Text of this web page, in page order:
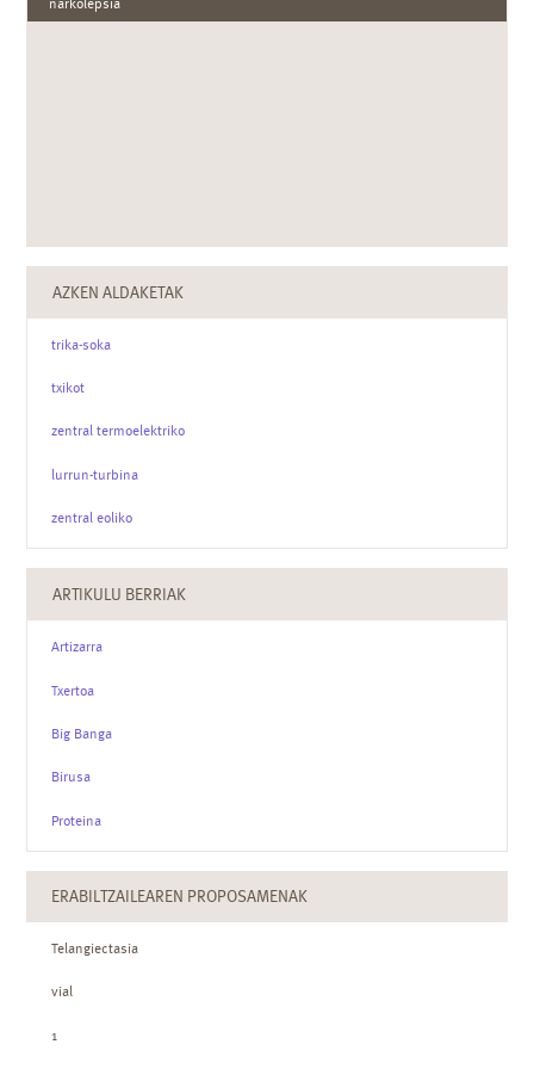
narkolepsia
AZKEN ALDAKETAK
trika-soka
txikot
zentral termoelektriko
lurrun-turbina
zentral eoliko
ARTIKULU BERRIAK
Artizarra
Txertoa
Big Banga
Birusa
Proteina
ERABILTZAILEAREN PROPOSAMENAK
Telangiectasia
vial
1